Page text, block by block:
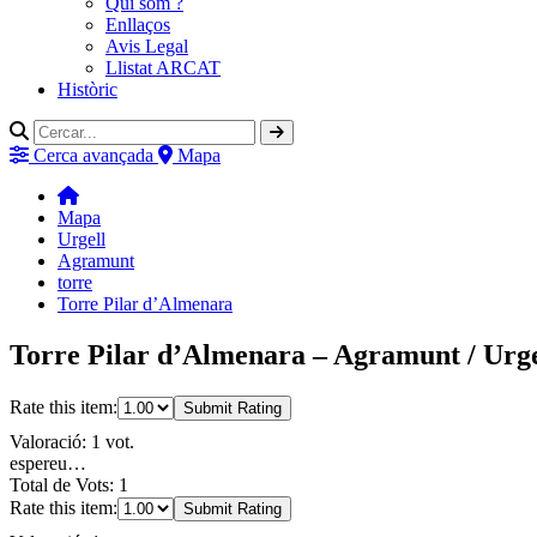
Enllaços
Avis Legal
Llistat ARCAT
Històric
Cerca avançada Mapa
Mapa
Urgell
Agramunt
torre
Torre Pilar d’Almenara
Torre Pilar d’Almenara – Agramunt /
Rate this item: Submit Rating
Valoració: 1 vot.
espereu…
Total de Vots: 1
Rate this item:
Submit Rating